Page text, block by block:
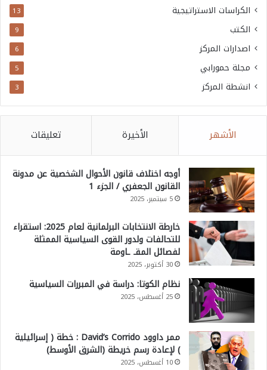
الكراسات الاستراتيجية 13
الكتب 9
اصدارات المركز 6
مجلة حمورابي 5
انشطة المركز 3
الأشهر الأخيرة تعليقات
أوجه اختلاف قانون الأحوال الشخصية عن مدونة
القانون الجعفري / الجزء 1
5 سبتمبر، 2025
خارطة الانتخابات البرلمانية لعام 2025: استقراء
للتحالفات ولدور القوى السياسية الممثلة
لفصائل المقـ ـاومة
30 أكتوبر، 2025
نظام الكوتا: دراسة في المبررات السياسية
25 أغسطس، 2025
ممر داوود David’s Corrido : خطة ( إسرائيلية
) لإعادة رسم خريطة (الشرق الأوسط)
10 أغسطس، 2025